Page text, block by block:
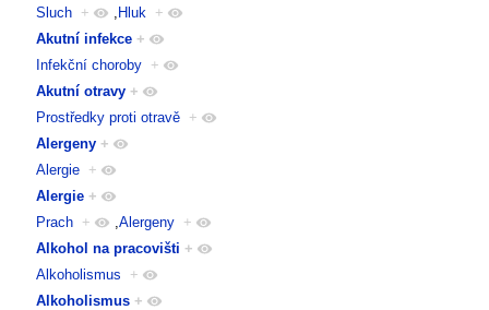
Sluch
+ Hluk
+
Akutní infekce +
Infekční choroby
+
Akutní otravy +
Prostředky proti otravě
+
Alergeny +
Alergie
+
Alergie +
Prach
+ Alergeny
+
Alkohol na pracovišti +
Alkoholismus
+
Alkoholismus +